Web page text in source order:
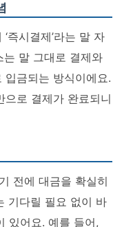
즉시결제’라는 말 자
는 말 그대로 결제와
금되는 방식이에요.
로 결제가 완료되니
전에 대금을 확실히
기다릴 필요 없이 바
있어요. 예를 들어,